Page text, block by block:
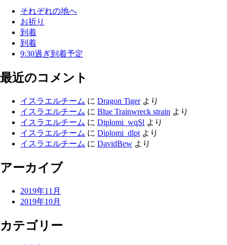
それぞれの地へ
お祈り
到着
到着
9:30過ぎ到着予定
最近のコメント
イスラエルチーム に Dragon Tigerより
イスラエルチーム に Blue Trainwreck strain より
イスラエルチーム に Diplomi_wqSl より
イスラエルチーム に Diplomi_dlpt より
イスラエルチーム に DavidBew より
アーカイブ
2019年11月
2019年10月
カテゴリー